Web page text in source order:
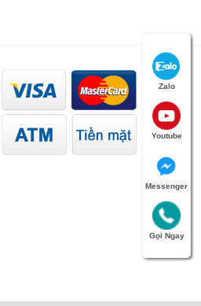
Zalo
Youtube
Messenger
Gọi Ngay